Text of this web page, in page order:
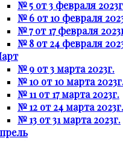
№ 5 от 3 февраля
№ 6 от 10 февраля
№ 7 от 17 февраля
№ 8 от 24 февраля
№ 9 от 3 марта 2023г.
№ 10 от 10 марта
№ 11 от 17 марта 2023г.
№ 12 от 24 марта 2023г.
№ 13 от 31 марта 2023г.